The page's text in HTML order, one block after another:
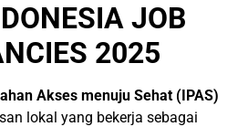
JOB
2025
Akses menuju Sehat (IPAS)
lokal yang bekerja sebagai